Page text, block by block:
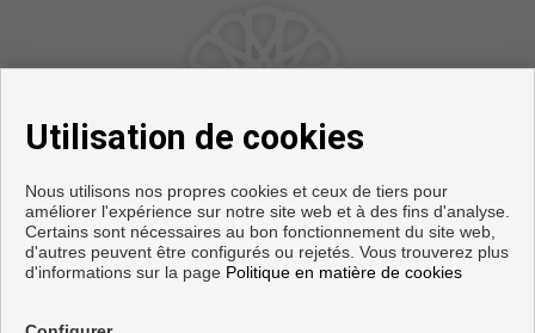
Appartements et maisons à vendre à Salobreña
Utilisation de cookies
Nous utilisons nos propres cookies et ceux de tiers pour
améliorer l'expérience sur notre site web et à des fins d'analyse.
Certains sont nécessaires au bon fonctionnement du site web,
d'autres peuvent être configurés ou rejetés. Vous trouverez plus
d'informations sur la page Politique en matière de cookies